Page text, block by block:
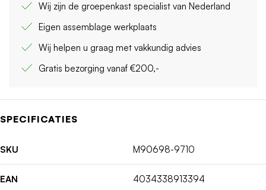
Wij zijn de groepenkast specialist van Nederland
Eigen assemblage werkplaats
Wij helpen u graag met vakkundig advies
Gratis bezorging vanaf €200,-
SPECIFICATIES
SKU M90698-9710
EAN 4034338913394